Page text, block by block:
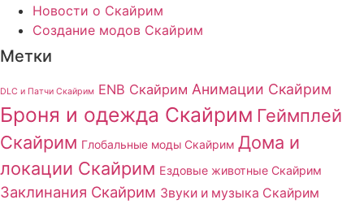
Новости о Скайрим
Создание модов Скайрим
Метки
DLC и Патчи Скайрим ENB Скайрим Анимации Скайрим
Броня и одежда Скайрим Геймплей
Скайрим Глобальные моды Скайрим Дома и
локации Скайрим Ездовые животные Скайрим
Заклинания Скайрим Звуки и музыка Скайрим